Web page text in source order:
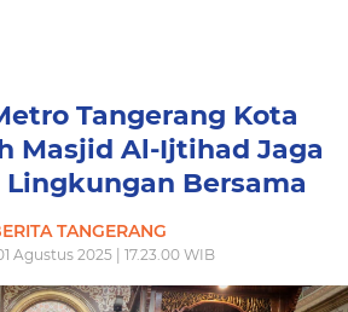
Tangerang Kota
Masjid Al-Ijtihad Jaga
Lingkungan Bersama
TANGERANG
Agustus 2025 | 17.23.00 WIB